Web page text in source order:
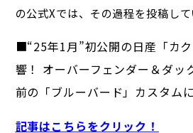
の公式Xでは、その過程を投稿して
■“25年1月”初公開の日産「カ
響！ オーバーフェンダー＆ダッ
前の「ブルーバード」カスタム
記事はこちらをクリック！